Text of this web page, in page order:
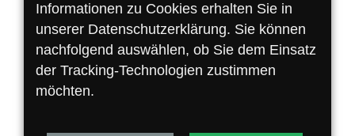
Umweltgerechte & zertifizierte
Entsorgung von Spänen nach WHG
300 m² versiegelte Fläche, mit einem
Fassungsvermögen von über 1.500 m³
Informationen zu Cookies erhalten Sie in
unserer Datenschutzerklärung. Sie können
nachfolgend auswählen, ob Sie dem Einsatz
der Tracking-Technologien zustimmen
möchten.